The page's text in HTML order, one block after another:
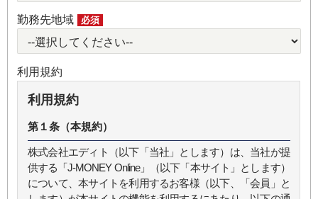
勤務先地域 必須
利用規約
利用規約
第１条（本規約）
株式会社エディト（以下「当社」とします）は、当社が提
供する「J-MONEY Online」（以下「本サイト」とします）
について、本サイトを利用するお客様（以下、「会員」と